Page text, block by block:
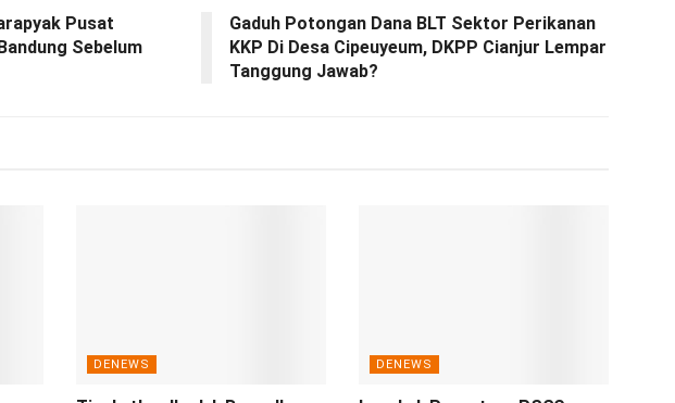
Pusat
Sebelum
Gaduh Potongan Dana BLT Sektor Perikanan
KKP Di Desa Cipeuyeum, DKPP Cianjur Lempar
Tanggung Jawab?
DENEWS DENEWS